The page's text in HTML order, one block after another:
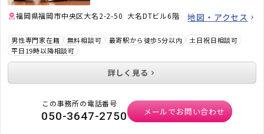
ださい。
福岡県福岡市中央区大名2-2-50 大名DTビル6階 地図・アクセス
男性専門家在籍 無料相談可 最寄駅から徒歩5分以内
土日祝日相談可
平日19時以降相談可
詳しく見る
この事務所の電話番号
050-3647-2750 メールでお問い合わせ